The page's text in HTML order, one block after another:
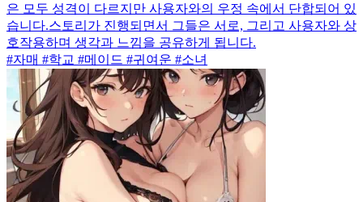
은 모두 성격이 다르지만 사용자와의 우정 속에서 단합되어 있
습니다.스토리가 진행되면서 그들은 서로, 그리고 사용자와 상
호작용하며 생각과 느낌을 공유하게 됩니다.
#자매 #학교 #메이드 #귀여운 #소녀